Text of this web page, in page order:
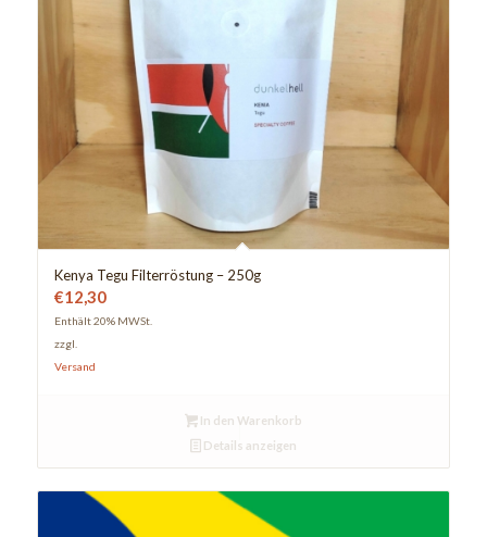
Kenya Tegu Filterröstung – 250g
€12,30
Enthält 20% MWSt.
zzgl.
Versand
In den Warenkorb
Details anzeigen